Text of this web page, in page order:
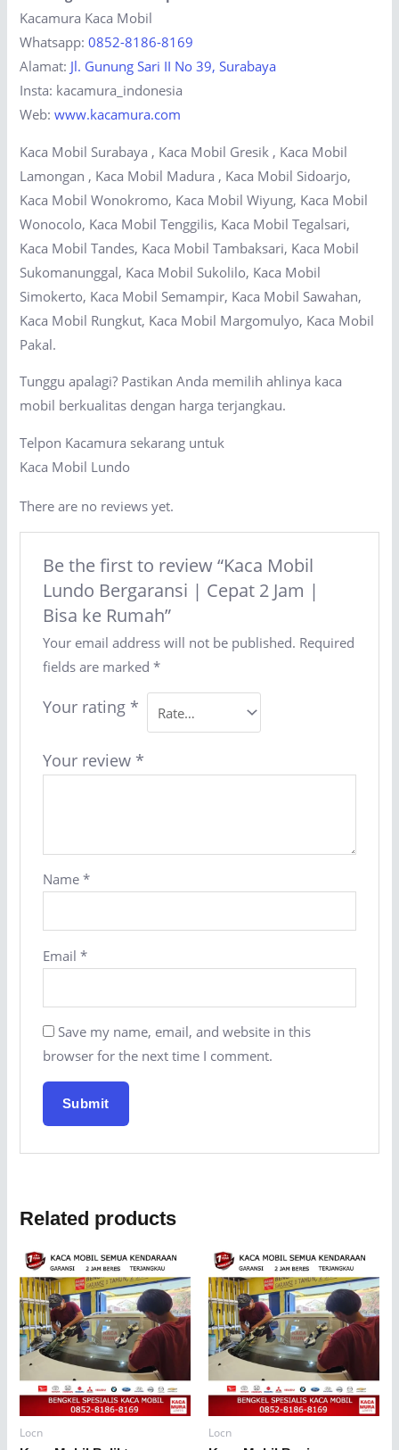
Kacamura Kaca Mobil
Whatsapp:0852-8186-8169
Alamat: Jl. Gunung Sari II No 39, Surabaya
Insta: kacamura_indonesia
Web:www.kacamura.com
Kaca Mobil Surabaya , Kaca Mobil Gresik , Kaca Mobil
Lamongan , Kaca Mobil Madura , Kaca Mobil Sidoarjo,
Kaca Mobil Wonokromo, Kaca Mobil Wiyung, Kaca Mobil
Wonocolo, Kaca Mobil Tenggilis, Kaca Mobil Tegalsari,
Kaca Mobil Tandes, Kaca Mobil Tambaksari, Kaca Mobil
Sukomanunggal, Kaca Mobil Sukolilo, Kaca Mobil
Simokerto, Kaca Mobil Semampir, Kaca Mobil Sawahan,
Kaca Mobil Rungkut, Kaca Mobil Margomulyo, Kaca Mobil
Pakal.
Tunggu apalagi? Pastikan Anda memilih ahlinya kaca
mobil berkualitas dengan harga terjangkau.
Telpon Kacamura sekarang untuk
Kaca Mobil Lundo
There are no reviews yet.
Be the first to review “Kaca Mobil
Lundo Bergaransi | Cepat 2 Jam |
Bisa ke Rumah”
Your email address will not be published. Required
fields are marked *
Your rating *
Your review *
Name *
Email *
Save my name, email, and website in this
browser for the next time I comment.
Related products
Locn Locn